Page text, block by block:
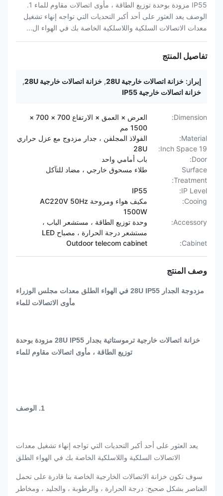
IP55 مزودة بوحدة توزيع الطاقة ، مأوى اتصالات مقاوم للماء 1.
الوصف يعد العثور على أحد أكبر التحديات التي تواجه إنهاء تشغيل
معدات الاتصالات السلكية واللاسلكية الخاصة بك في الهواء ال...
تفاصيل المنتج
إبراز: خزانة اتصالات خارجية 28U , خزانة اتصالات خارجية 28U
,
خزانة اتصالات خارجية IP55
Dimension:
العرض × العمق × الارتفاع 700 × 700 ×
1500 مم
Material:
الفولاذ المجلفن ، جدار مزدوج مع عزل حراري
19 Inch Space:
28U
Door:
باب أمامي واحد
Surface
Treatment:
طلاء مسحوق خارجي ، مضاد للتآكل
IP Level:
IP55
Cooing:
مكيف هواء ومروحة AC220V 50Hz
1500W
Accessory:
وحدة توزيع الطاقة ، مستشعر الباب ،
مستشعر درجة الحرارة ، مصباح LED
Cabinet:
Outdoor telecom cabinet
وصف المنتج
مزدوجة الجدار 28U IP55 في الهواء الطلق معدات مجلس الوزراء
مأوى الاتصالات للماء
خزانة اتصالات خارجية ترموستاتية بجدار 28U IP55 مزودة بوحدة
توزيع الطاقة ، مأوى اتصالات مقاوم للماء
1. الوصف
يعد العثور على أحد أكبر التحديات التي تواجه إنهاء تشغيل معدات
الاتصالات السلكية واللاسلكية الخاصة بك في الهواء الطلق
سوف تكون خزانة الاتصالات الخارجية الخاصة بنا قادرة على تحمل
العناصر بشكل صحيح: درجة الحرارة ، والرطوبة ، والجليد ، ومخاطر